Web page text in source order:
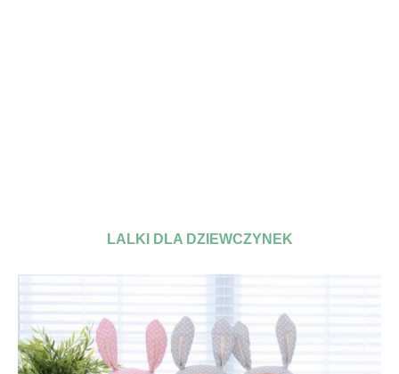
LALKI DLA DZIEWCZYNEK